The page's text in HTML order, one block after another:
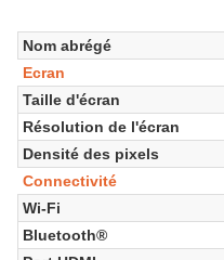
Nom abrégé
Ecran
Taille d'écran
Résolution de l'écran
Densité des pixels
Connectivité
Wi-Fi
Bluetooth®